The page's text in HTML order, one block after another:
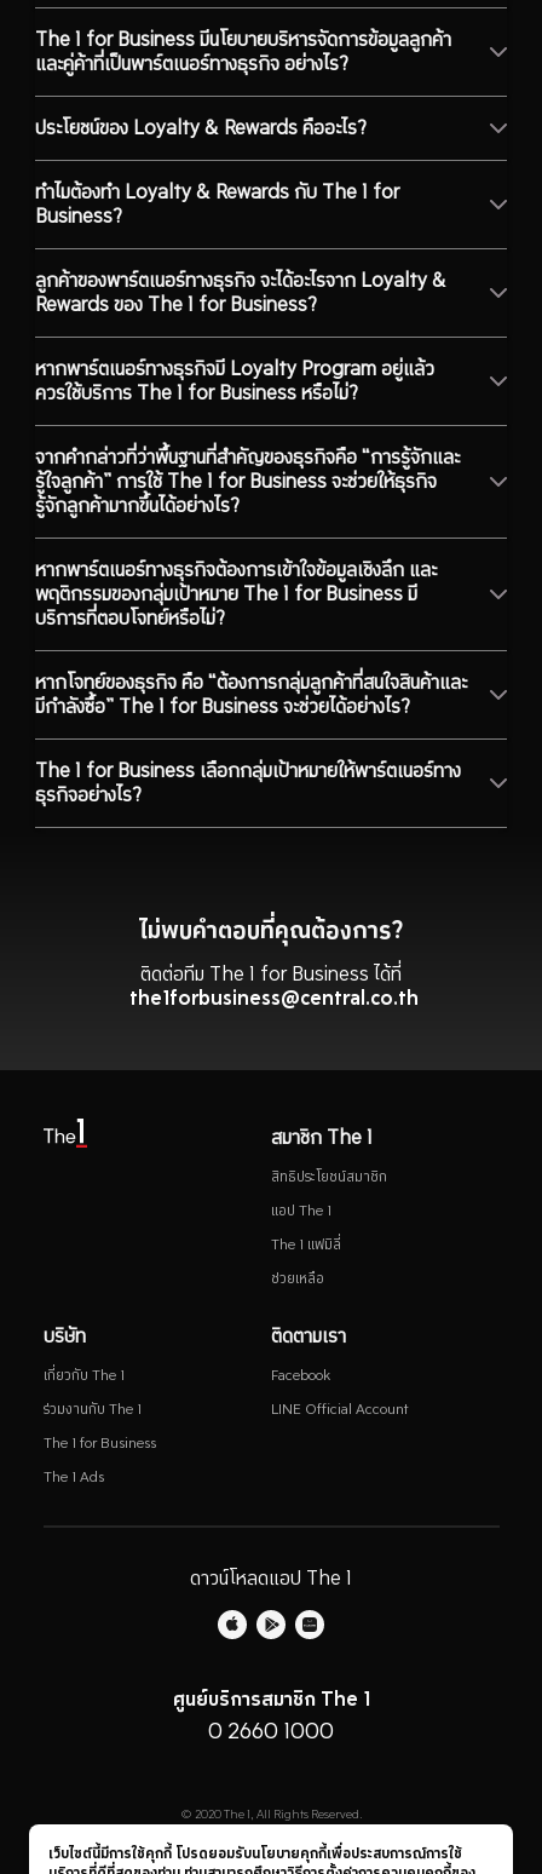
The 1 for Business มีนโยบายบริหารจัดการข้อมูลลูกค้า
และคู่ค้าที่เป็นพาร์ตเนอร์ทางธุรกิจ อย่างไร?
ประโยชน์ของ Loyalty & Rewards คืออะไร?
ทำไมต้องทำ Loyalty & Rewards กับ The 1 for
Business?
ลูกค้าของพาร์ตเนอร์ทางธุรกิจ จะได้อะไรจาก Loyalty &
Rewards ของ The 1 for Business?
หากพาร์ตเนอร์ทางธุรกิจมี Loyalty Program อยู่แล้ว
ควรใช้บริการ The 1 for Business หรือไม่?
จากคำกล่าวที่ว่าพื้นฐานที่สำคัญของธุรกิจคือ “การรู้จักและ
รู้ใจลูกค้า” การใช้ The 1 for Business จะช่วยให้ธุรกิจ
รู้จักลูกค้ามากขึ้นได้อย่างไร?
หากพาร์ตเนอร์ทางธุรกิจต้องการเข้าใจข้อมูลเชิงลึก และ
พฤติกรรมของกลุ่มเป้าหมาย The 1 for Business มี
บริการที่ตอบโจทย์หรือไม่?
หากโจทย์ของธุรกิจ คือ “ต้องการกลุ่มลูกค้าที่สนใจสินค้าและ
มีกำลังซื้อ” The 1 for Business จะช่วยได้อย่างไร?
The 1 for Business เลือกกลุ่มเป้าหมายให้พาร์ตเนอร์ทาง
ธุรกิจอย่างไร?
ไม่พบคำตอบที่คุณต้องการ?
ติดต่อทีม The 1 for Business ได้ที่
the1forbusiness@central.co.th
สมาชิก The 1
สิทธิประโยชน์สมาชิก
แอป The 1
The 1 แฟมิลี่
ช่วยเหลือ
บริษัท
เกี่ยวกับ The 1
ร่วมงานกับ The 1
The 1 for Business
The 1 Ads
ติดตามเรา
Facebook
LINE Official Account
ดาวน์โหลดแอป The 1
ศูนย์บริการสมาชิก The 1
0 2660 1000
© 2020 The 1, All Rights Reserved.
นโยบายความเป็นส่วนตัว
ข้อกำหนดและเงื่อนไข
เว็บไซต์นี้มีการใช้คุกกี้ โปรดยอมรับนโยบายคุกกี้เพื่อประสบการณ์การใช้